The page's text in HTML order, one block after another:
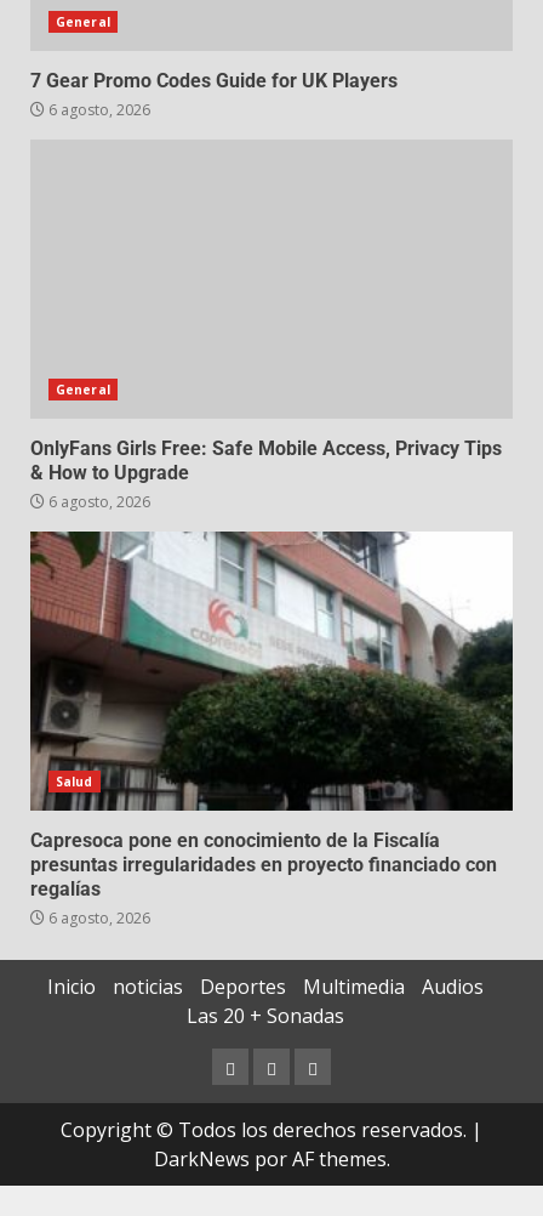
General
7 Gear Promo Codes Guide for UK Players
6 agosto, 2026
General
OnlyFans Girls Free: Safe Mobile Access, Privacy Tips
& How to Upgrade
6 agosto, 2026
Salud
Capresoca pone en conocimiento de la Fiscalía
presuntas irregularidades en proyecto financiado con
regalías
6 agosto, 2026
Inicio noticias Deportes Multimedia
Audios
Las 20 + Sonadas
Copyright © Todos los derechos reservados. |
DarkNews por AF themes.